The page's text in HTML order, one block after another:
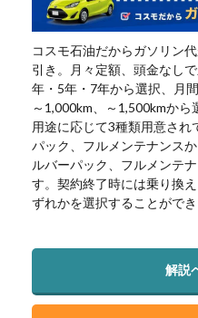
コスモ石油だからガソリン
引き。月々定額、頭金なし
年・5年・7年から選択、月
～1,000km、～1,500kmか
用途に応じて3種類用意され
パック、フルメンテナンス
ルバーパック、フルメンテ
す。契約終了時には乗り換
ずれかを選択することができ
解説